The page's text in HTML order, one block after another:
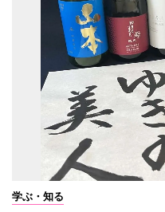
学ぶ・知る